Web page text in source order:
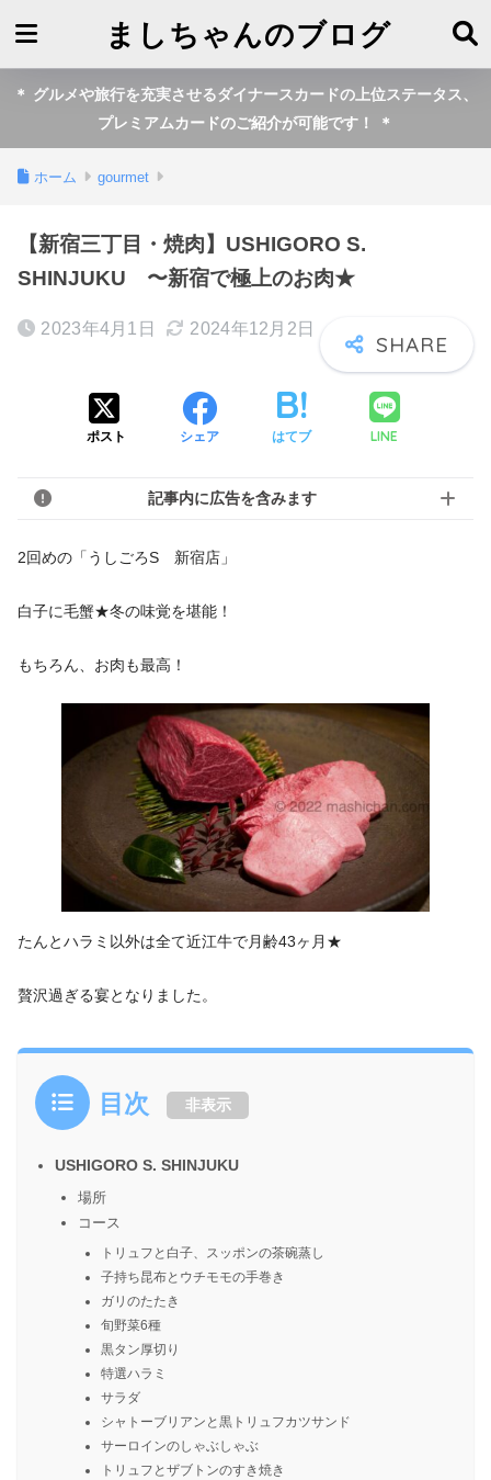
ましちゃんのブログ
＊ グルメや旅行を充実させるダイナースカードの上位ステータス、
プレミアムカードのご紹介が可能です！ ＊
ホーム gourmet
【新宿三丁目・焼肉】USHIGORO S.
SHINJUKU 〜新宿で極上のお肉★
2023年4月1日 2024年12月2日
ポスト シェア はてブ LINE
記事内に広告を含みます
2回めの「うしごろS 新宿店」
白子に毛蟹★冬の味覚を堪能！
もちろん、お肉も最高！
たんとハラミ以外は全て近江牛で月齢43ヶ月★
贅沢過ぎる宴となりました。
目次 非表示
USHIGORO S. SHINJUKU
場所
コース
トリュフと白子、スッポンの茶碗蒸し
子持ち昆布とウチモモの手巻き
ガリのたたき
旬野菜6種
黒タン厚切り
特選ハラミ
サラダ
シャトーブリアンと黒トリュフカツサンド
サーロインのしゃぶしゃぶ
トリュフとザブトンのすき焼き